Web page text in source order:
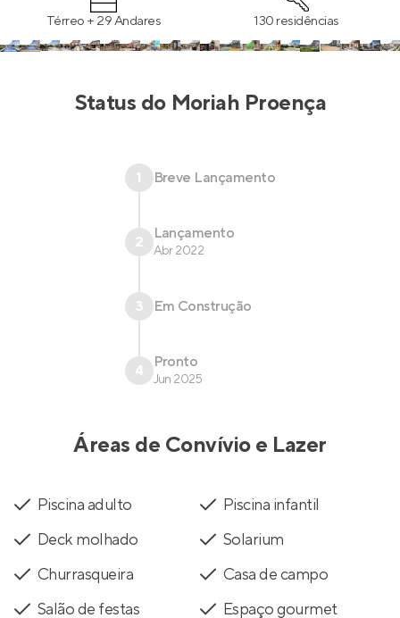
Térreo + 29 Andares 130 residências
Status do Moriah Proença
1 Breve Lançamento
2 Lançamento
Abr 2022
3 Em Construção
4 Pronto
Jun 2025
Áreas de Convívio e Lazer
Piscina adulto
Piscina infantil
Deck molhado
Solarium
Churrasqueira
Casa de campo
Salão de festas
Espaço gourmet